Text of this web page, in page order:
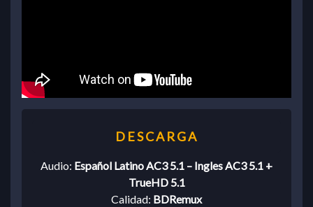
Audio: Español Latino AC3 5.1 – Ingles AC3 5.1 +
TrueHD 5.1
Calidad: BDRemux